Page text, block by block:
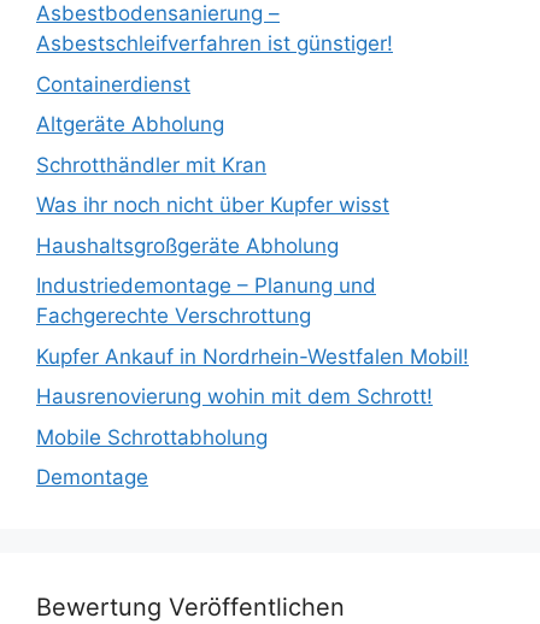
Asbestbodensanierung –
Asbestschleifverfahren ist günstiger!
Containerdienst
Altgeräte Abholung
Schrotthändler mit Kran
Was ihr noch nicht über Kupfer wisst
Haushaltsgroßgeräte Abholung
Industriedemontage – Planung und
Fachgerechte Verschrottung
Kupfer Ankauf in Nordrhein-Westfalen Mobil!
Hausrenovierung wohin mit dem Schrott!
Mobile Schrottabholung
Demontage
Bewertung Veröffentlichen